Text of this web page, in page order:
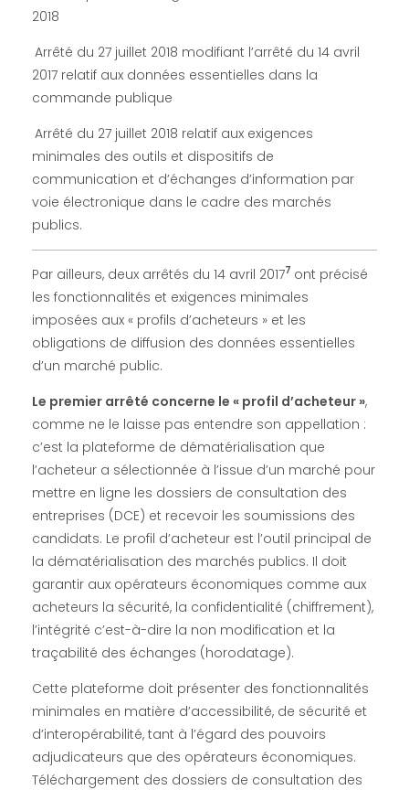
o
b
r
e
2
0
1
8
–
#
4
/
2
0
1
8
2018
Arrêté du 27 juillet 2018 modifiant l’arrêté du 14 avril
2017 relatif aux données essentielles dans la
commande publique
Arrêté du 27 juillet 2018 relatif aux exigences
minimales des outils et dispositifs de
communication et d’échanges d’information par
voie électronique dans le cadre des marchés
publics.
Par ailleurs, deux arrêtés du 14 avril 20177 ont précisé
les fonctionnalités et exigences minimales
imposées aux « profils d’acheteurs » et les
obligations de diffusion des données essentielles
d’un marché public.
Le premier arrêté concerne le « profil d’acheteur »,
comme ne le laisse pas entendre son appellation :
c’est la plateforme de dématérialisation que
l’acheteur a sélectionnée à l’issue d’un marché pour
mettre en ligne les dossiers de consultation des
entreprises (DCE) et recevoir les soumissions des
candidats. Le profil d’acheteur est l’outil principal de
la dématérialisation des marchés publics. Il doit
garantir aux opérateurs économiques comme aux
acheteurs la sécurité, la confidentialité (chiffrement),
l’intégrité c’est-à-dire la non modification et la
traçabilité des échanges (horodatage).
Cette plateforme doit présenter des fonctionnalités
minimales en matière d’accessibilité, de sécurité et
d’interopérabilité, tant à l’égard des pouvoirs
adjudicateurs que des opérateurs économiques.
Téléchargement des dossiers de consultation des